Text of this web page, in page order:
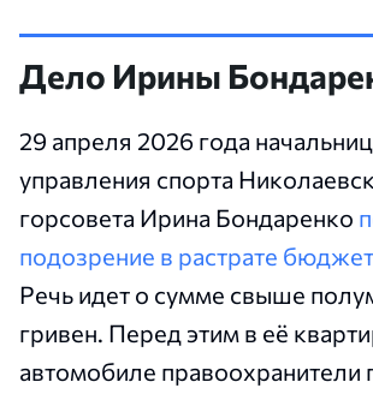
Дело Ирины
29 апреля 2026 года
управления спорта
горсовета Ирина Бондаренко
подозрение в растрате
Речь идет о сумме свыше
гривен. Перед этим в её
автомобиле правоохранители